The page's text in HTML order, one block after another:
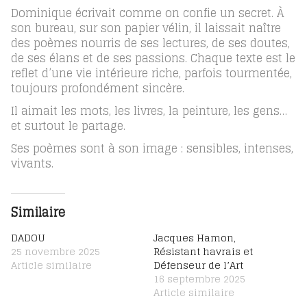
Dominique écrivait comme on confie un secret. À
son bureau, sur son papier vélin, il laissait naître
des poèmes nourris de ses lectures, de ses doutes,
de ses élans et de ses passions. Chaque texte est le
reflet d’une vie intérieure riche, parfois tourmentée,
toujours profondément sincère.
Il aimait les mots, les livres, la peinture, les gens…
et surtout le partage.
Ses poèmes sont à son image : sensibles, intenses,
vivants.
Similaire
DADOU
25 novembre 2025
Article similaire
Jacques Hamon,
Résistant havrais et
Défenseur de l’Art
16 septembre 2025
Article similaire